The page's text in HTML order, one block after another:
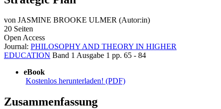
von JASMINE BROOKE ULMER (Autor:in)
20 Seiten
Open Access
Journal: PHILOSOPHY AND THEORY IN HIGHER
EDUCATION Band 1 Ausgabe 1 pp. 65 - 84
eBook
Kostenlos herunterladen! (PDF)
Zusammenfassung